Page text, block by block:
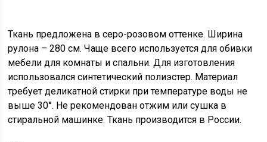
Ткань предложена в серо-розовом оттенке. Ширина
рулона – 280 см. Чаще всего используется для обивки
мебели для комнаты и спальни. Для изготовления
использовался синтетический полиэстер. Материал
требует деликатной стирки при температуре воды не
выше 30°. Не рекомендован отжим или сушка в
стиральной машинке. Ткань производится в России.